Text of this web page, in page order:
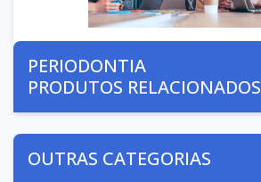
PERIODONTIA
PRODUTOS RELACIONADOS
OUTRAS CATEGORIAS